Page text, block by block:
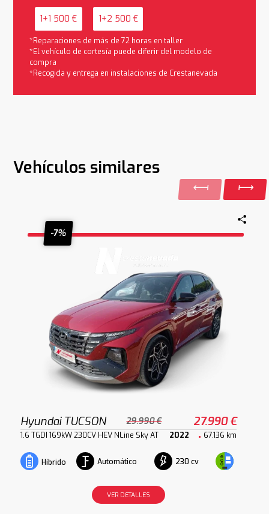
1+1 500 € 1+2 500 €
*Reparaciones de más de 72 horas en taller
*El vehículo de cortesía puede diferir del modelo de
compra
*Recogida y entrega en instalaciones de Crestanevada
Vehículos similares
-7%
Hyundai TUCSON 29.990 € 27.990 €
1.6 TGDI 169kW 230CV HEV NLine Sky AT 2022 67.136 km
Híbrido Automático 230 cv
VER DETALLES